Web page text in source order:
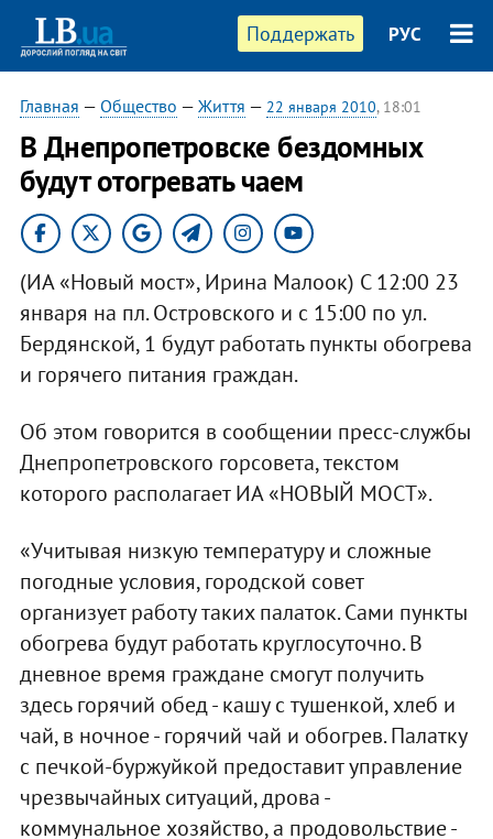
Поддержать РУС
Главная — Общество — Життя — 22 января 2010, 18:01
В Днепропетровске бездомных
будут отогревать чаем
(ИА «Новый мост», Ирина Малоок) С 12:00 23
января на пл. Островского и с 15:00 по ул.
Бердянской, 1 будут работать пункты обогрева
и горячего питания граждан.
Об этом говорится в сообщении пресс-службы
Днепропетровского горсовета, текстом
которого располагает ИА «НОВЫЙ МОСТ».
«Учитывая низкую температуру и сложные
погодные условия, городской совет
организует работу таких палаток. Сами пункты
обогрева будут работать круглосуточно. В
дневное время граждане смогут получить
здесь горячий обед - кашу с тушенкой, хлеб и
чай, в ночное - горячий чай и обогрев. Палатку
с печкой-буржуйкой предоставит управление
чрезвычайных ситуаций, дрова -
коммунальное хозяйство, а продовольствие -